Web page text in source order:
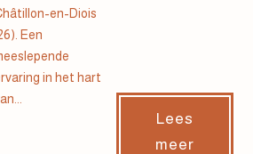
en-Diois
Een
in het hart
Lees
meer